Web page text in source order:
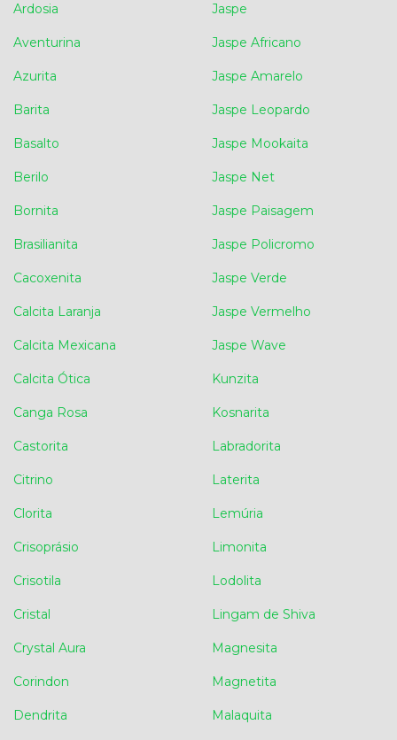
Ardosia
Aventurina
Azurita
Barita
Basalto
Berilo
Bornita
Brasilianita
Cacoxenita
Calcita Laranja
Calcita Mexicana
Calcita Ótica
Canga Rosa
Castorita
Citrino
Clorita
Crisoprásio
Crisotila
Cristal
Crystal Aura
Corindon
Dendrita
Jaspe
Jaspe Africano
Jaspe Amarelo
Jaspe Leopardo
Jaspe Mookaita
Jaspe Net
Jaspe Paisagem
Jaspe Policromo
Jaspe Verde
Jaspe Vermelho
Jaspe Wave
Kunzita
Kosnarita
Labradorita
Laterita
Lemúria
Limonita
Lodolita
Lingam de Shiva
Magnesita
Magnetita
Malaquita